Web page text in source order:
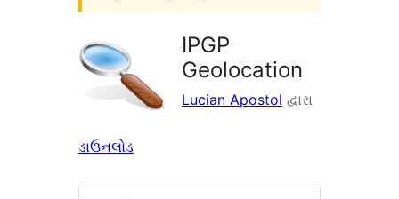
IPGP
Geolocation
Lucian Apostol દ્વારા
ડાઉનલોડ